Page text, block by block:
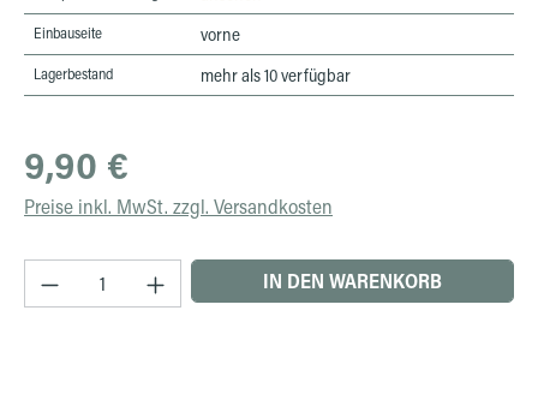
Einbauseite vorne
Lagerbestand mehr als 10 verfügbar
Regulärer Preis:
9,90 €
Preise inkl. MwSt. zzgl. Versandkosten
Produkt Anzahl: Gib den gewünschten Wert
IN DEN WARENKORB